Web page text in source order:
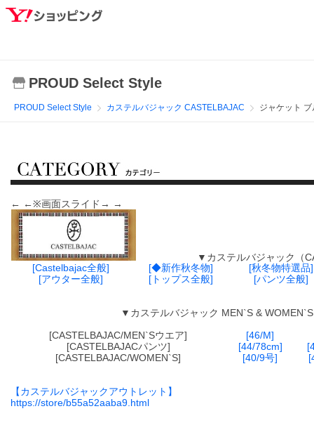
PROUD Select Style
PROUD Select Style カステルバジャック CASTELBAJAC ジャケット
← ←※画面スライド→ →
▼カステルバジャック（
[Castelbajac全般]
[◆新作秋冬物]
[秋冬物特選品]
[アウター全般]
[トップス全般] [パンツ全般]
▼カステルバジャック MEN`S &
[CASTELBAJAC/MEN`Sウエア]
[46/M]
[CASTELBAJACパンツ]
[44/78cm]
[CASTELBAJAC/WOMEN`S]
[40/9号]
【カステルバジャックアウトレット】
https://store/b55a52aaba9.html